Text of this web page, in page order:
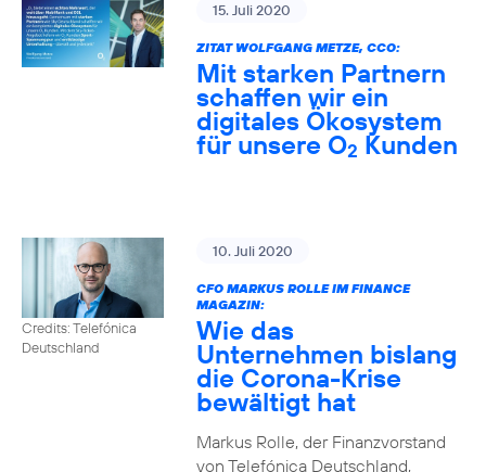
15. Juli 2020
ZITAT WOLFGANG METZE, CCO:
Mit starken Partnern
schaffen wir ein
digitales Ökosystem
für unsere O2 Kunden
Credits: Telefónica
Deutschland
10. Juli 2020
CFO MARKUS ROLLE IM FINANCE
MAGAZIN:
Wie das
Unternehmen bislang
die Corona-Krise
bewältigt hat
Markus Rolle, der Finanzvorstand
von Telefónica Deutschland,